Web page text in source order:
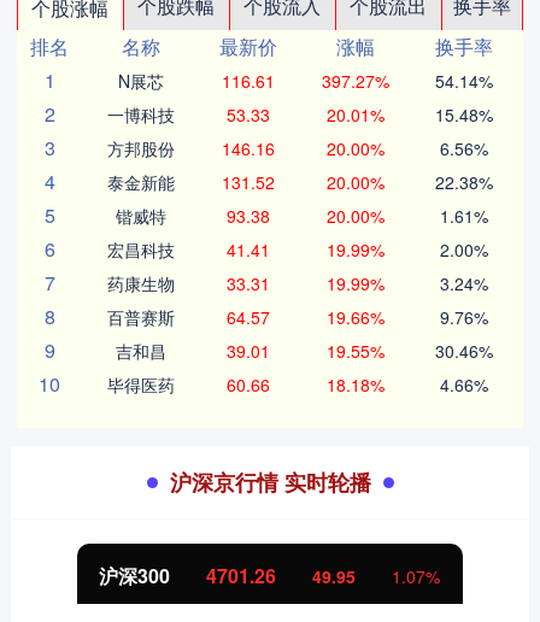
个股涨幅 个股跌幅 个股流入 个股流出
换手率
排名
名称 最新价 涨幅
换手率
1
N展芯 116.61 397.27% 54.14%
2 一博科技 53.33 20.01% 15.48%
3 方邦股份 146.16 20.00% 6.56%
4 泰金新能 131.52 20.00% 22.38%
5 锴威特 93.38 20.00% 1.61%
6 宏昌科技 41.41 19.99% 2.00%
7 药康生物 33.31 19.99% 3.24%
8 百普赛斯 64.57 19.66% 9.76%
9 吉和昌 39.01 19.55% 30.46%
10 毕得医药 60.66 18.18% 4.66%
沪深京行情 实时轮播
沪深300 4701.26 49.95 1.07%